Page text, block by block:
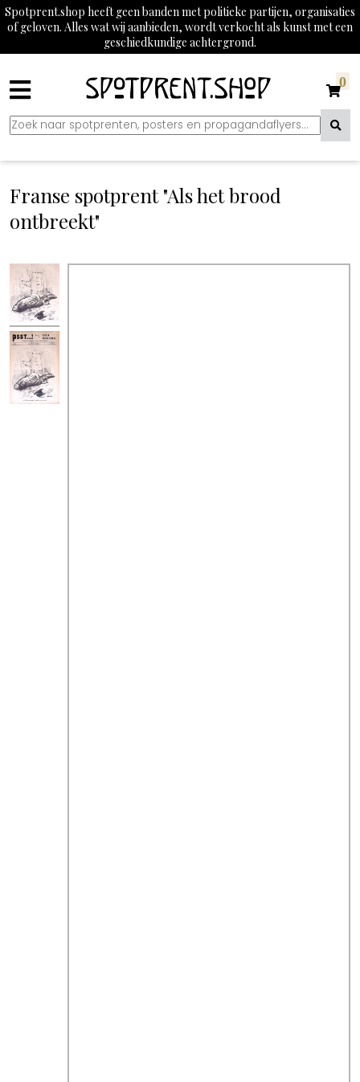
Spotprent.shop heeft geen banden met politieke partijen, organisaties
of geloven. Alles wat wij aanbieden, wordt verkocht als kunst met een
geschiedkundige achtergrond.
0
Franse spotprent "Als het brood
ontbreekt"